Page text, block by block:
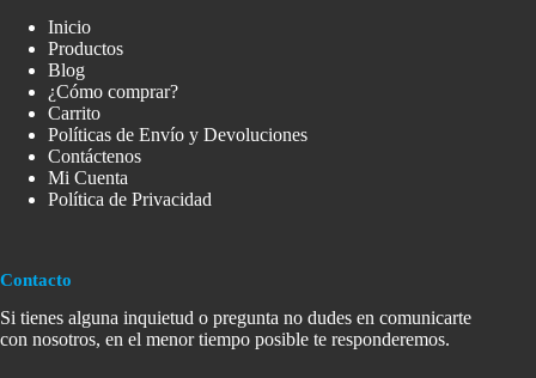
Inicio
Productos
Blog
¿Cómo comprar?
Carrito
Políticas de Envío y Devoluciones
Contáctenos
Mi Cuenta
Política de Privacidad
Contacto
Si tienes alguna inquietud o pregunta no dudes en comunicarte
con nosotros, en el menor tiempo posible te responderemos.